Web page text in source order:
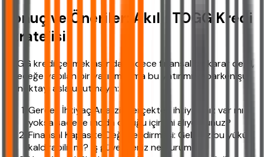
Sonuç ve Öneriler: Akıllı TOGG Kredi
Stratejisi
TOGG kredi çekmek aslında sadece finansal bir karar değil,
geleceğe yapılan bir yatırım. Ama bu yatırımı yaparken şu
üç noktayı asla unutmayın:
Gerçek İhtiyaç Analizi: Gerçekten ihtiyacınız var mı
yoksa sadece moda olduğu için mi alıyorsunuz?
Finansal Kapasite Değerlendirmesi: Geliriniz bu yükü
kaldırabilir mi? İş güvenceniz ne durumda?